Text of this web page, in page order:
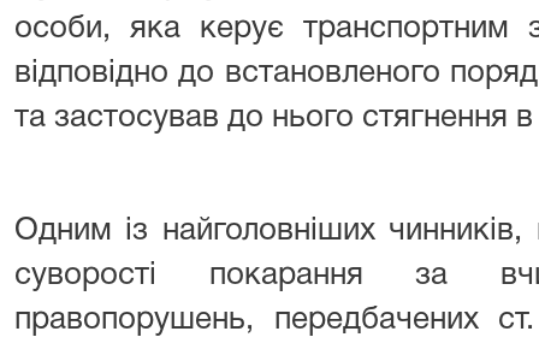
особи, яка керує транспортним
відповідно до встановленого
та застосував до нього стягнення в
Одним із найголовніших
суворості покарання за
правопорушень, передбачених